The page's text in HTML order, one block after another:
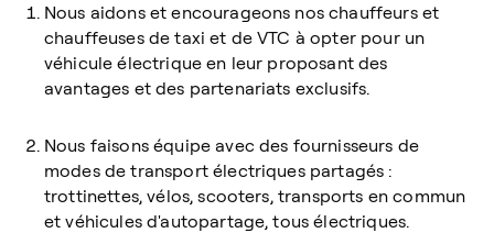
Nous aidons et encourageons nos chauffeurs et
chauffeuses de taxi et de VTC à opter pour un
véhicule électrique en leur proposant des
avantages et des partenariats exclusifs.
Nous faisons équipe avec des fournisseurs de
modes de transport électriques partagés :
trottinettes, vélos, scooters, transports en commun
et véhicules d'autopartage, tous électriques.